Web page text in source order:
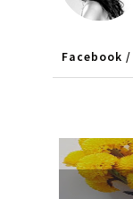
Facebook /